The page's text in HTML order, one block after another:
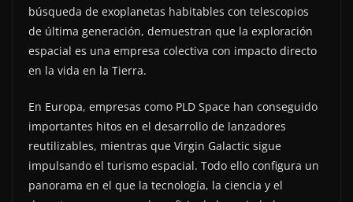
búsqueda de exoplanetas habitables con telescopios
de última generación, demuestran que la exploración
espacial es una empresa colectiva con impacto directo
en la vida en la Tierra.
En Europa, empresas como PLD Space han conseguido
importantes hitos en el desarrollo de lanzadores
reutilizables, mientras que Virgin Galactic sigue
impulsando el turismo espacial. Todo ello configura un
panorama en el que la tecnología, la ciencia y el